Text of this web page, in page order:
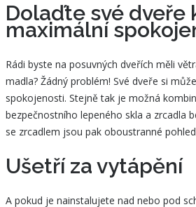
Dolaďte své dveře
maximální
Rádi byste na posuvných dveřích měli
madla? Žádný problém! Své dveře si
spokojenosti. Stejně tak je možná
bezpečnostního lepeného skla a zrcadla
se zrcadlem jsou pak oboustranné
Ušetří za vytápění
A pokud je nainstalujete nad nebo pod